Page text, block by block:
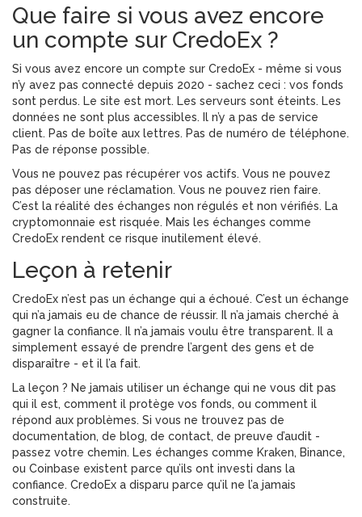
Que faire si vous avez encore
un compte sur CredoEx ?
Si vous avez encore un compte sur CredoEx - même si vous
n’y avez pas connecté depuis 2020 - sachez ceci : vos fonds
sont perdus. Le site est mort. Les serveurs sont éteints. Les
données ne sont plus accessibles. Il n’y a pas de service
client. Pas de boîte aux lettres. Pas de numéro de téléphone.
Pas de réponse possible.
Vous ne pouvez pas récupérer vos actifs. Vous ne pouvez
pas déposer une réclamation. Vous ne pouvez rien faire.
C’est la réalité des échanges non régulés et non vérifiés. La
cryptomonnaie est risquée. Mais les échanges comme
CredoEx rendent ce risque inutilement élevé.
Leçon à retenir
CredoEx n’est pas un échange qui a échoué. C’est un échange
qui n’a jamais eu de chance de réussir. Il n’a jamais cherché à
gagner la confiance. Il n’a jamais voulu être transparent. Il a
simplement essayé de prendre l’argent des gens et de
disparaître - et il l’a fait.
La leçon ? Ne jamais utiliser un échange qui ne vous dit pas
qui il est, comment il protège vos fonds, ou comment il
répond aux problèmes. Si vous ne trouvez pas de
documentation, de blog, de contact, de preuve d’audit -
passez votre chemin. Les échanges comme Kraken, Binance,
ou Coinbase existent parce qu’ils ont investi dans la
confiance. CredoEx a disparu parce qu’il ne l’a jamais
construite.